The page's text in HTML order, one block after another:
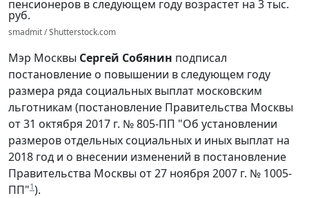
smadmit / Shutterstock.com
Мэр Москвы Сергей Собянин подписал
постановление о повышении в следующем году
размера ряда социальных выплат московским
льготникам (постановление Правительства Москвы
от 31 октября 2017 г. № 805-ПП "Об установлении
размеров отдель­ных социальных и иных выплат на
2018 год и о внесении изменений в постановление
Правительства Моск­вы от 27 ноября 2007 г. № 1005-
ПП"1).